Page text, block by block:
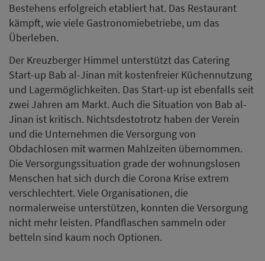
Bestehens erfolgreich etabliert hat. Das Restaurant
kämpft, wie viele Gastronomiebetriebe, um das
Überleben.
Der Kreuzberger Himmel unterstützt das Catering
Start-up Bab al-Jinan mit kostenfreier Küchennutzung
und Lagermöglichkeiten. Das Start-up ist ebenfalls seit
zwei Jahren am Markt. Auch die Situation von Bab al-
Jinan ist kritisch. Nichtsdestotrotz haben der Verein
und die Unternehmen die Versorgung von
Obdachlosen mit warmen Mahlzeiten übernommen.
Die Versorgungssituation grade der wohnungslosen
Menschen hat sich durch die Corona Krise extrem
verschlechtert. Viele Organisationen, die
normalerweise unterstützen, konnten die Versorgung
nicht mehr leisten. Pfandflaschen sammeln oder
betteln sind kaum noch Optionen.